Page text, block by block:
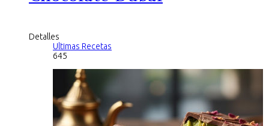
Detalles
Ultimas Recetas
645